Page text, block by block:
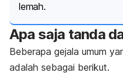
lemah.
Apa saja tanda
Beberapa gejala umum
adalah sebagai berikut.